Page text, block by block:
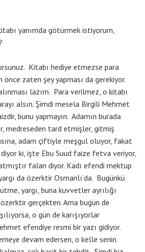
yanımda götürmek istiyorum,
Kitabı hediye etmezse para
zaten şey yapması da gerekiyor.
lazım. Para verilmez, o kitabı
alsın. Şimdi mesela Birgili Mehmet
bunu yapmayın. Adamın burada
medreseden tard etmişler, gitmiş
adam çiftiyle meşgul oluyor, fakat
ki, işte Ebu Suud faize fetva veriyor,
falan diyor. Kadı efendi mektup
da özerktir Osmanlı’da. Bugünkü
yargı, buna kuvvetler ayrılığı
gerçekten. Ama bugün de
o gün de karışıyorlar
efendiye resmi bir yazı gidiyor.
devam edersen, o kelle senin